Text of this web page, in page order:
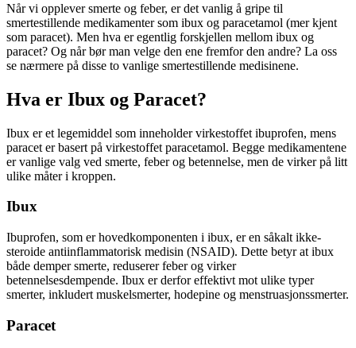
Når vi opplever smerte og feber, er det vanlig å gripe til
smertestillende medikamenter som ibux og paracetamol (mer kjent
som paracet). Men hva er egentlig forskjellen mellom ibux og
paracet? Og når bør man velge den ene fremfor den andre? La oss
se nærmere på disse to vanlige smertestillende medisinene.
Hva er Ibux og Paracet?
Ibux er et legemiddel som inneholder virkestoffet ibuprofen, mens
paracet er basert på virkestoffet paracetamol. Begge medikamentene
er vanlige valg ved smerte, feber og betennelse, men de virker på litt
ulike måter i kroppen.
Ibux
Ibuprofen, som er hovedkomponenten i ibux, er en såkalt ikke-
steroide antiinflammatorisk medisin (NSAID). Dette betyr at ibux
både demper smerte, reduserer feber og virker
betennelsesdempende. Ibux er derfor effektivt mot ulike typer
smerter, inkludert muskelsmerter, hodepine og menstruasjonssmerter.
Paracet